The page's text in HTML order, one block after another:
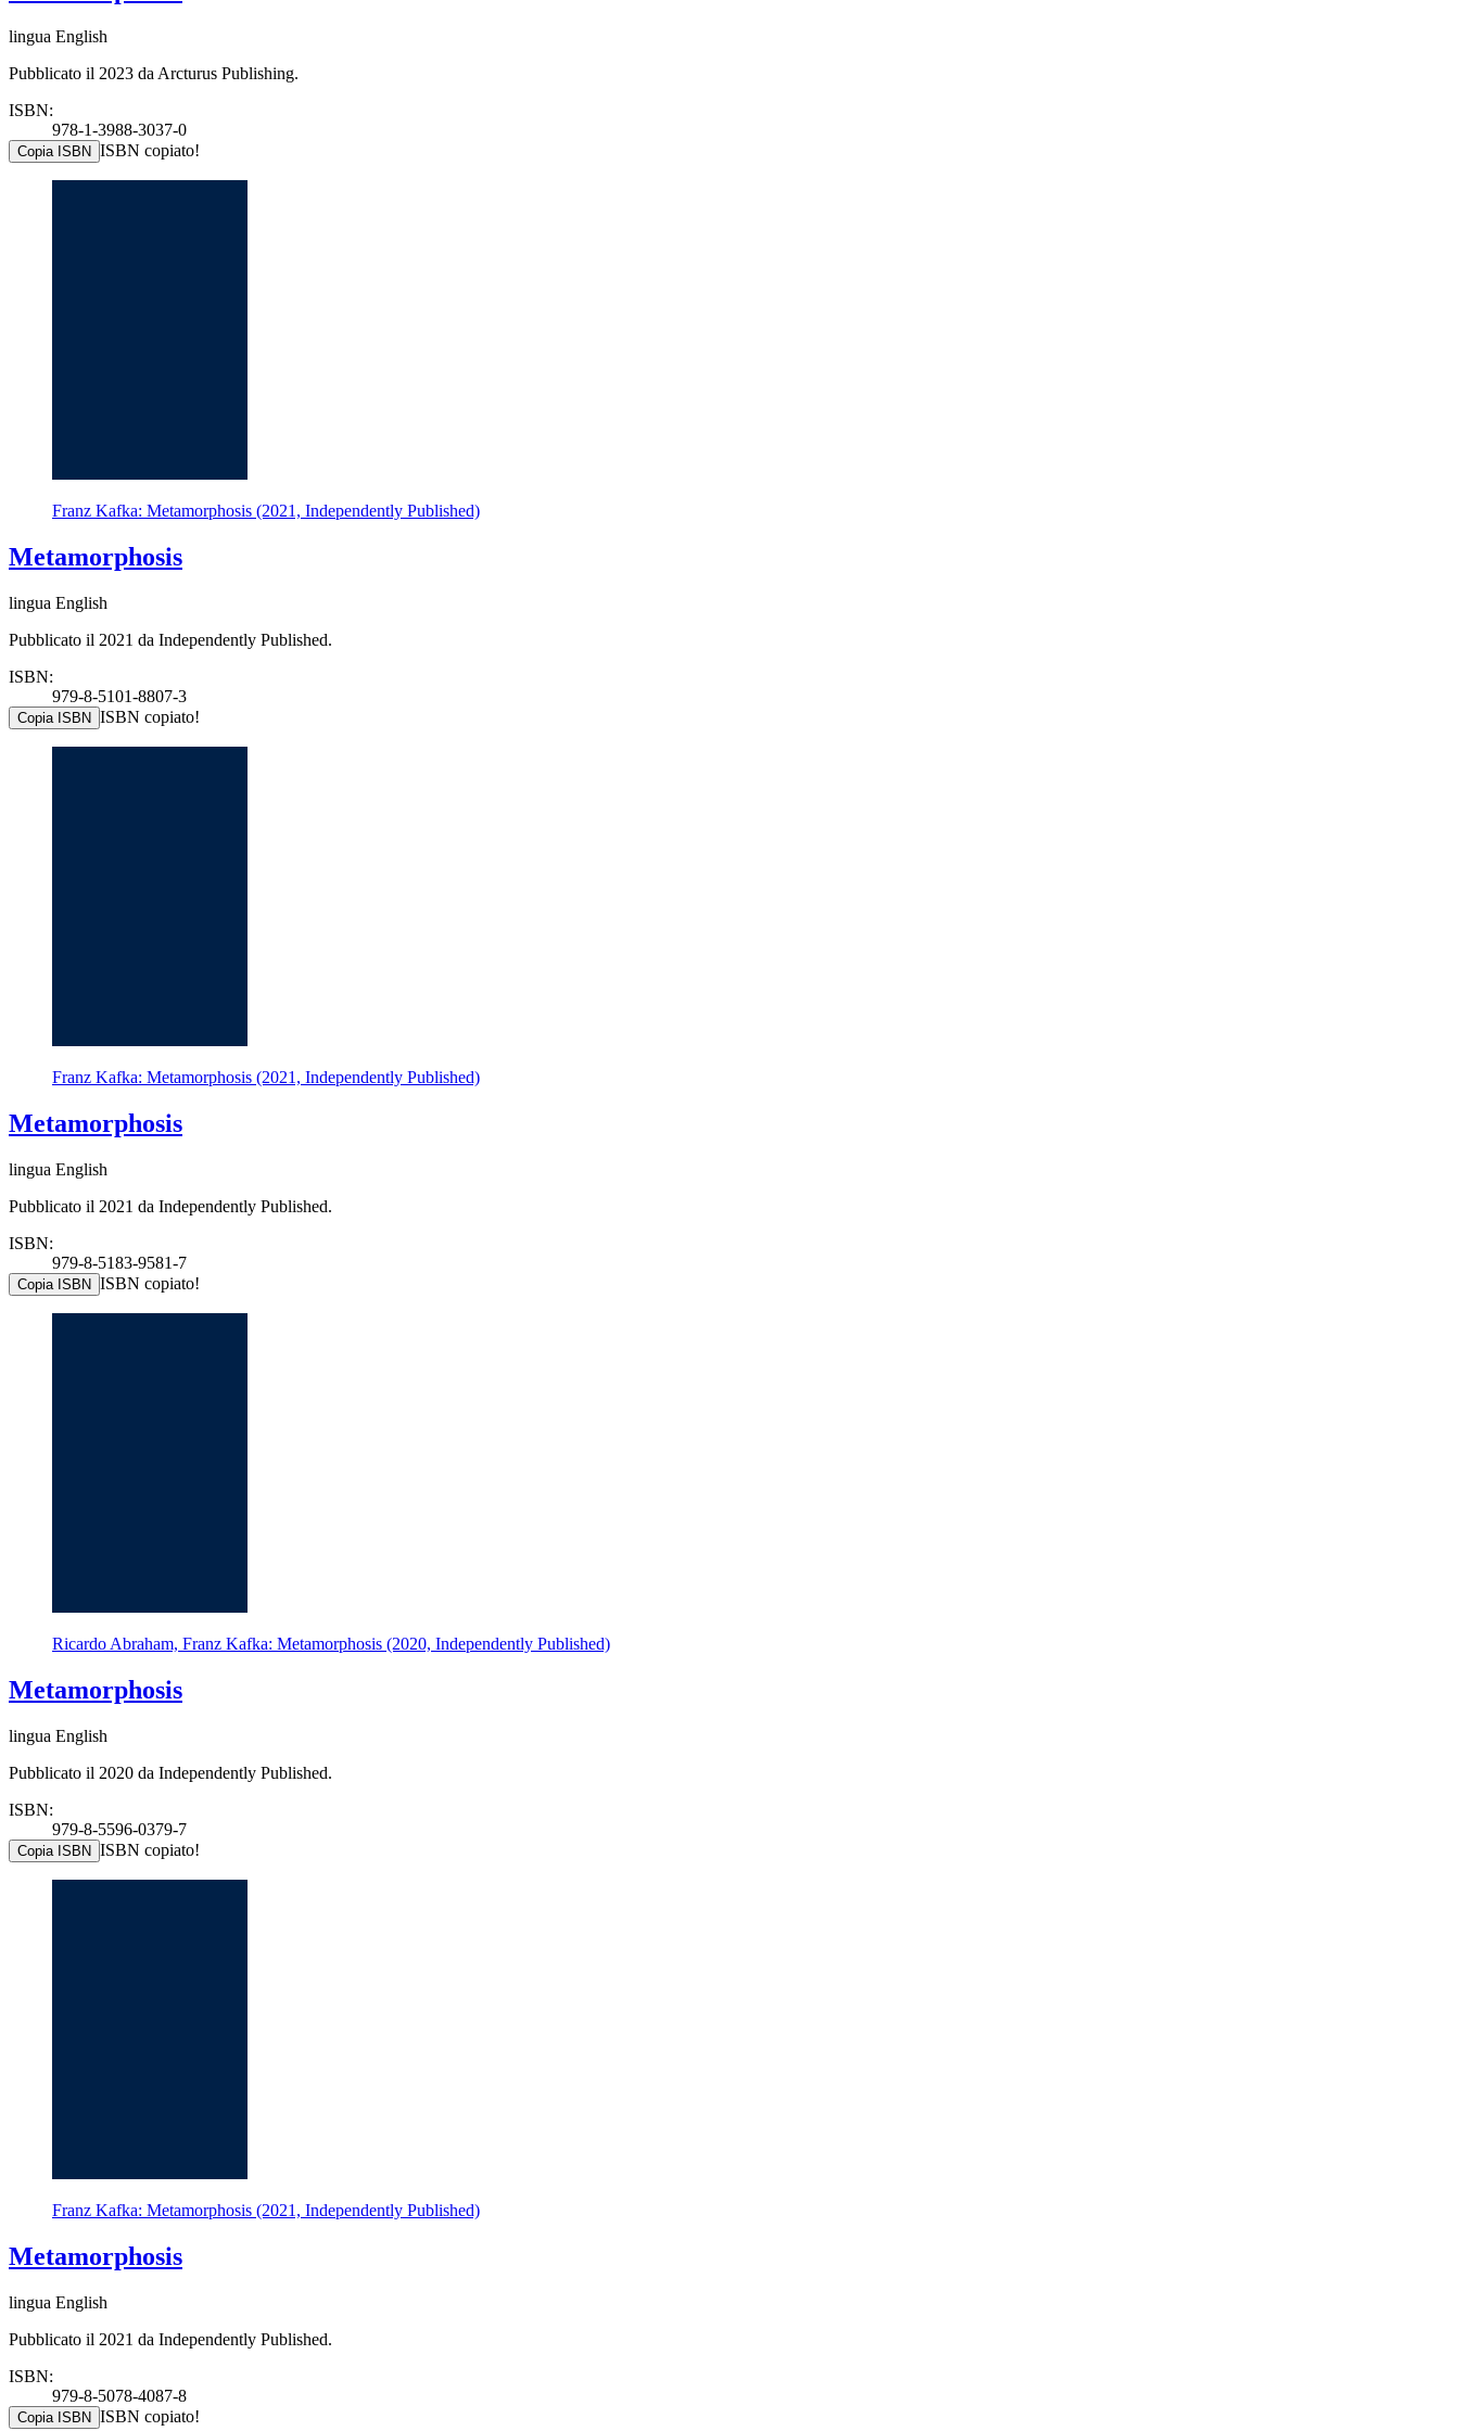
lingua English
Pubblicato il 2023 da Arcturus Publishing.
ISBN:
978-1-3988-3037-0
Copia ISBN ISBN copiato!
Franz Kafka: Metamorphosis (2021, Independently Published)
Metamorphosis
lingua English
Pubblicato il 2021 da Independently Published.
ISBN:
979-8-5101-8807-3
Copia ISBN ISBN copiato!
Franz Kafka: Metamorphosis (2021, Independently Published)
Metamorphosis
lingua English
Pubblicato il 2021 da Independently Published.
ISBN:
979-8-5183-9581-7
Copia ISBN ISBN copiato!
Ricardo Abraham, Franz Kafka: Metamorphosis (2020, Independently Published)
Metamorphosis
lingua English
Pubblicato il 2020 da Independently Published.
ISBN:
979-8-5596-0379-7
Copia ISBN ISBN copiato!
Franz Kafka: Metamorphosis (2021, Independently Published)
Metamorphosis
lingua English
Pubblicato il 2021 da Independently Published.
ISBN:
979-8-5078-4087-8
Copia ISBN ISBN copiato!